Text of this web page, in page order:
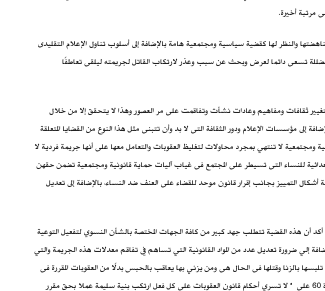
مرتبة أخيرة.
والنظر لها كقضية سياسية ومجتمعية هامة بالإضافة إلى أسلوب تناول الإعلام التقليدى
مضللة تسعى دائما لعرض وبحث عن سبب وعذر لارتكاب القاتل لجريمته ليلقى تعاطفًا
ثقافات ومفاهيم وعادات نشأت وتفاقمت على مر العصور وهذا لا يتحقق إلا من خلال
إلى مؤسسات الإعلام ودور الثقافة التى لا بد وأن تتبنى مثل هذا النوع من القضايا المتعلقة
لا تنتهي بمجرد محاولات لتغليظ العقوبات والتعامل معها على أنها جريمة فردية لا
للنساء التى تسيطر على المجتمع فى غياب آليات حماية قانونية ومجتمعية تضمن حقهن
أشكال التمييز بجانب إقرار قانون موحد للقضاء على العنف ضد النساء، بالإضافة إلى تعديل
أن هذه القضية تتطلب جهد كبير من كافة الجهات المختصة بالشأن النسوي لتفعيل التوعية
إلي ضرورة تعديل عدد من المواد القانونية التي تساهم في تفاقم معدلات هذه الجريمة والتي
حال تلبسها بالزنا وقتلها فى الحال هى ومن يزني بها يعاقب بالحبس بدلًا من العقوبات المقررة فى
المادتين 234 و236 من قانون العقوبات، بالإضافة إلي مواد الدفاع الشرعي ومواد التأديب والتي تنص المادة 60 على " لا تسري أحكام قانون العقوبات على كل فعل ارتكب بنية سليمة عملا بحق مقرر